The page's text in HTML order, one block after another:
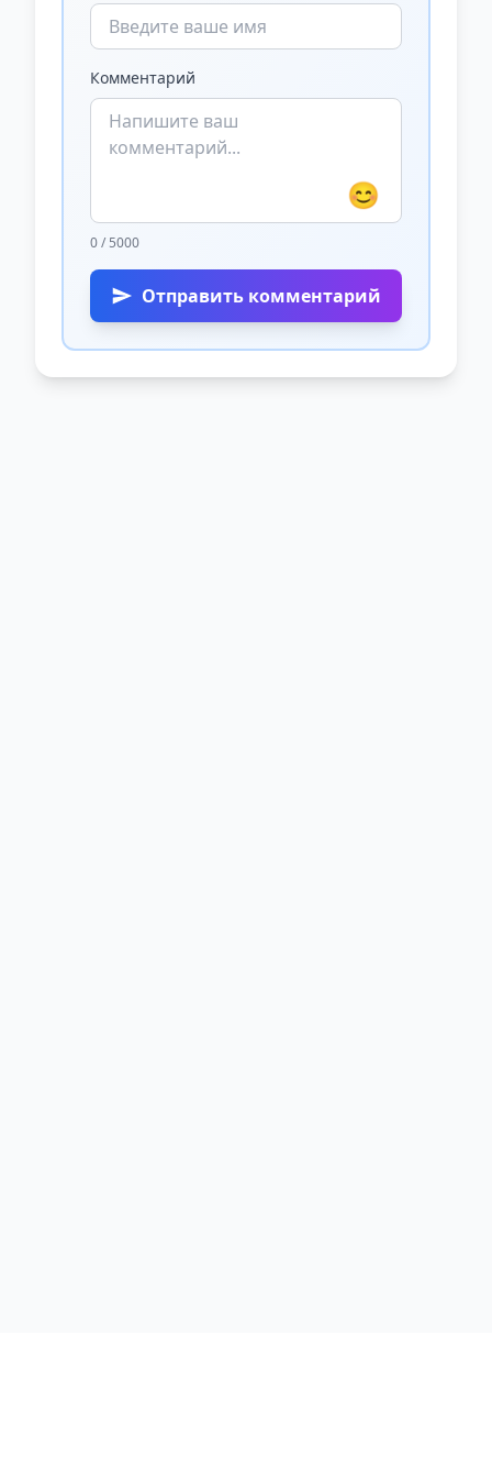
Комментарий
😊
0 / 5000
Отправить комментарий